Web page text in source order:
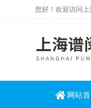
您好！欢迎访问
网站